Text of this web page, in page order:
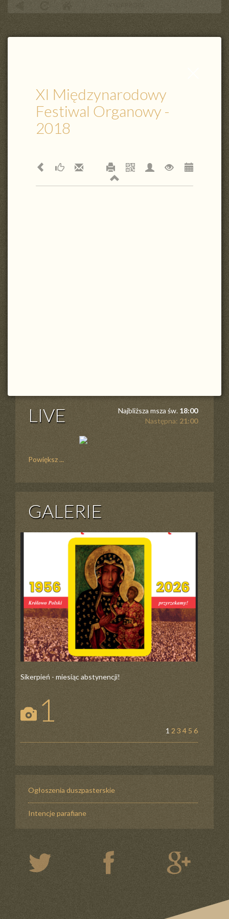
Międzynarodowy Festiwal Organowy
XI Międzynarodowy Festiwal Organowy - 2018
XI Międzynarodowy
Festiwal Organowy -
2018
LIVE Najbliższa msza św. 18:00
Następna: 21:00
Powiększ ...
GALERIE
Sikerpień - miesiąc abstynencji!
1
1 2 3 4 5 6
Ogłoszenia duszpasterskie
Intencje parafiane